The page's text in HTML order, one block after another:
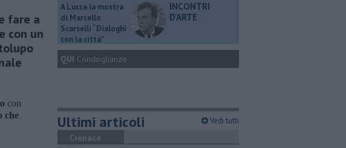
fare a
con un
con
che
A Lucca la mostra
di Marcello
Scarselli “Dialoghi
con la città"
INCONTRI
D'ARTE
QUI Condoglianze
Ultimi articoli Vedi tutti
Cronaca